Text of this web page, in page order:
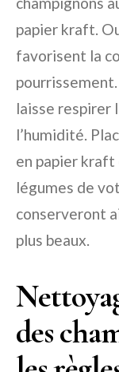
papier kraft.
favorisent la
laisse respirer
l’humidité.
en papier kraft
légumes de
conserveront
plus beaux.
des